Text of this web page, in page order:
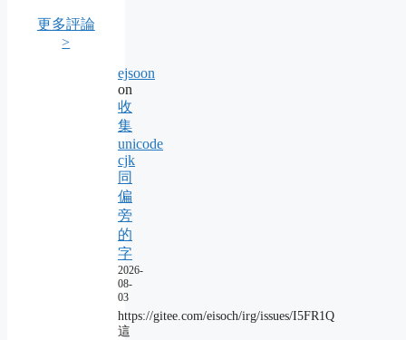
更多評論
>
ejsoon
on
收
集
unicode
cjk
同
偏
旁
的
字
2026-
08-
03
https://gitee.com/eisoch/irg/issues/I5FR1Q
這